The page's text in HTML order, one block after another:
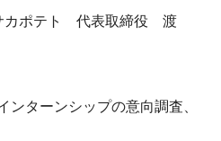
カポテト 代表取締役 渡
ンターンシップの意向調査、